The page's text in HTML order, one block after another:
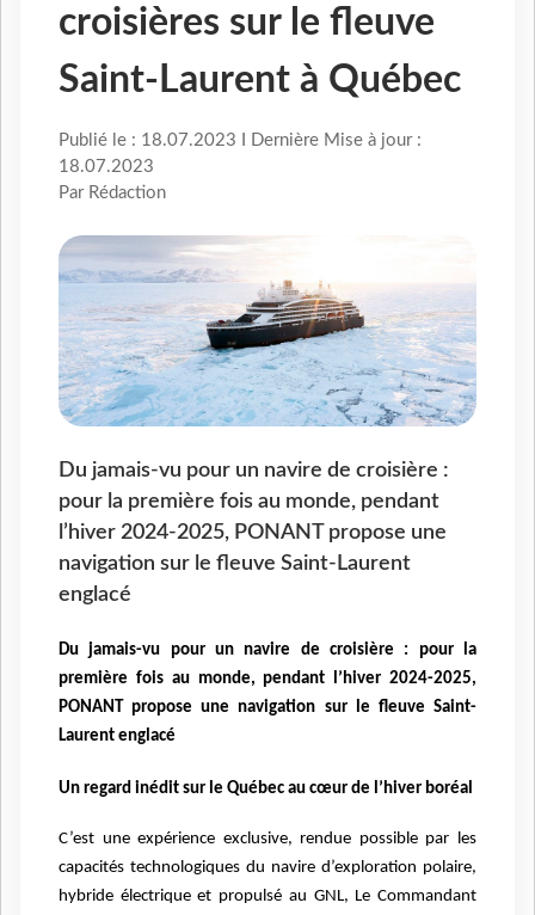
croisières sur le fleuve
Saint-Laurent à Québec
Publié le : 18.07.2023 I Dernière Mise à jour :
18.07.2023
Par Rédaction
Du jamais-vu pour un navire de croisière :
pour la première fois au monde, pendant
l’hiver 2024-2025, PONANT propose une
navigation sur le fleuve Saint-Laurent
englacé
Du jamais-vu pour un navire de croisière : pour la
première fois au monde, pendant l’hiver 2024-2025,
PONANT propose une navigation sur le fleuve Saint-
Laurent englacé
Un regard inédit sur le Québec au cœur de l’hiver boréal
C’est une expérience exclusive, rendue possible par les
capacités technologiques du navire d’exploration polaire,
hybride électrique et propulsé au GNL, Le Commandant